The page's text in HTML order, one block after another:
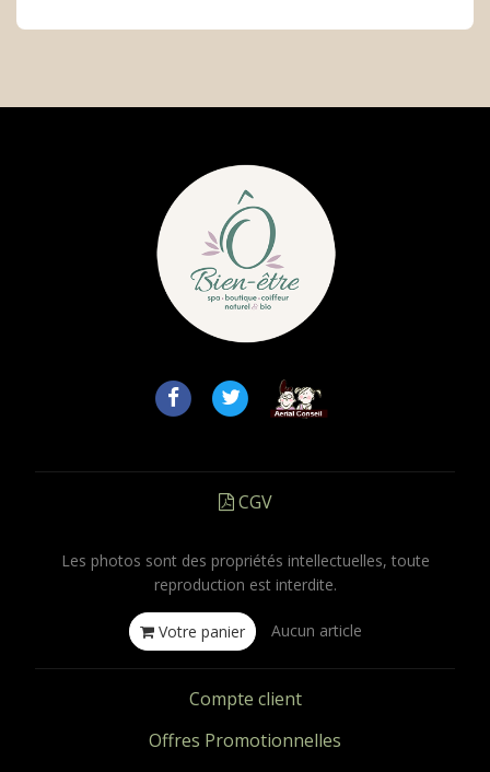
CGV
Les photos sont des propriétés intellectuelles, toute
reproduction est interdite.
Votre panier Aucun article
Compte client
Offres Promotionnelles